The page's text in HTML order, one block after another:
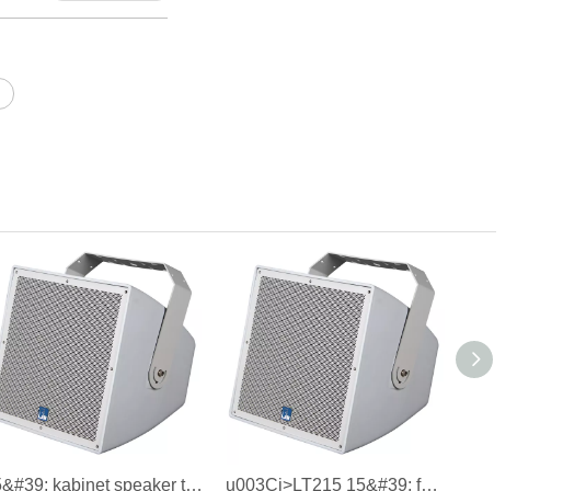
15&#39; kabinet speaker tahan air lengkap. u003Ci>LT215 15&#39; full range speaker cabinet ,waterproof speaker cabinet.u003C/i> u003Cb>LT215 15&#39; kabinet speaker lengkap, kabinet speaker tahan air.u003C/b> u003Ci>IP56u003C/i> u003Cb>IP56u003C/b>